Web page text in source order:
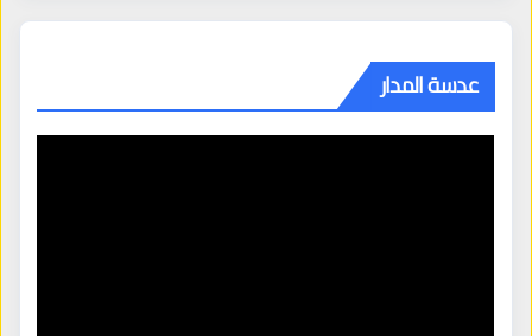
عدسة المدار